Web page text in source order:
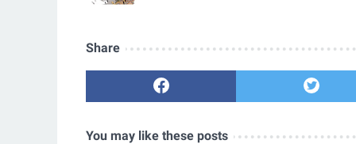
Share
You may like these posts